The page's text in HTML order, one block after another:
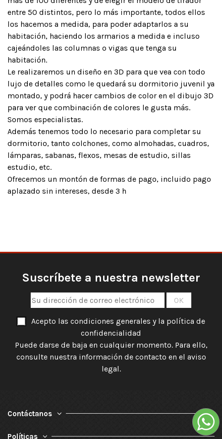
entre 50 distintos, pero lo más importante, todos ellos
los hacemos a medida, para poder adaptarlos a su
habitación, haciendo los armarios a medida e incluso
cajeándoles las columnas o vigas que tenga su
habitación.
Le realizaremos un diseño en 3D para que vea con todo
lujo de detalles como le quedará su dormitorio juvenil ya
montado, y podrá hacer cambios de color en el dibujo 3D
para ver que combinación de colores le gusta más.
Somos especialistas.
Además tenemos todo lo necesario para completar su
dormitorio, tanto colchones, como almohadas, cuadros,
lámparas, sabanas, flexos, mesas de estudio, sillas
estudio, etc.
Ofrecemos un montón de formas de pago, incluido pago
aplazado sin intereses, desde 3 h
Suscríbete a nuestra newsletter
Acepto las condiciones generales y la política de
confidencialidad
Puede darse de baja en cualquier momento. Para ello,
consulte nuestra información de contacto en el aviso
legal.
Contáctanos
Políticas